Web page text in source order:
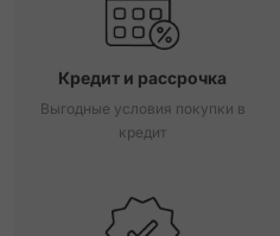
Кредит и рассрочка
Выгодные условия покупки в
кредит